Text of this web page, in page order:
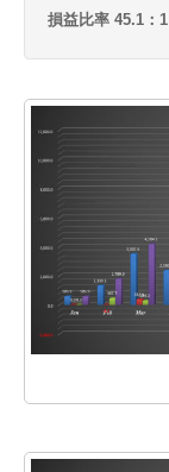
損益比率 45.1：1